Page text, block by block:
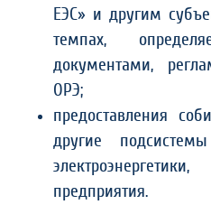
ЕЭС» и другим
темпах,
документами,
ОРЭ;
предоставления
другие
предприятия.